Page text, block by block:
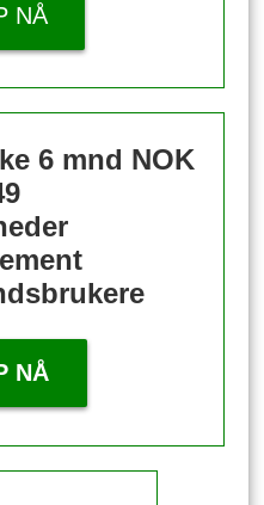
NÅ
6 mnd NOK
NÅ